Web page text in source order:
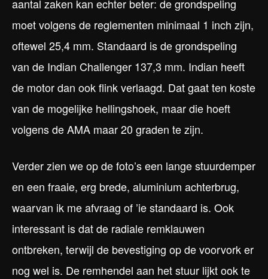
aantal zaken kan echter beter: de grondspeling
moet volgens de reglementen minimaal 1 inch zijn,
oftewel 25,4 mm. Standaard is de grondspeling
van de Indian Challenger 137,3 mm. Indian heeft
de motor dan ook flink verlaagd. Dat gaat ten koste
van de mogelijke hellingshoek, maar die hoeft
volgens de AMA maar 20 graden te zijn.
Verder zien we op de foto’s een lange stuurdemper
en een fraaie, erg brede, aluminium achterbrug,
waarvan ik me afvraag of ’ie standaard is. Ook
interessant is dat de radiale remklauwen
ontbreken, terwijl de bevestiging op de voorvork er
nog wel is. De remhendel aan het stuur lijkt ook te